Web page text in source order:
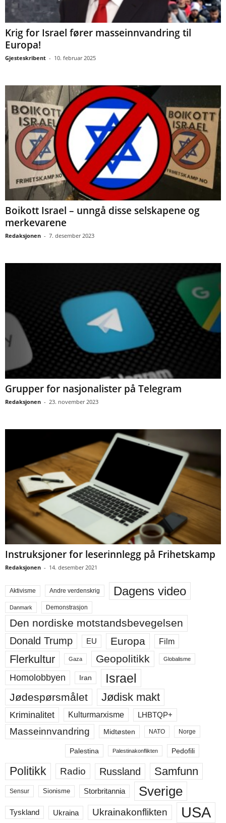
Krig for Israel fører masseinnvandring til
Europa!
Gjesteskribent - 10. februar 2025
Boikott Israel – unngå disse selskapene og
merkevarene
Redaksjonen - 7. desember 2023
Grupper for nasjonalister på Telegram
Redaksjonen - 23. november 2023
Instruksjoner for leserinnlegg på Frihetskamp
Redaksjonen - 14. desember 2021
Aktivisme Andre verdenskrig Dagens video
Danmark Demonstrasjon
Den nordiske motstandsbevegelsen
Donald Trump EU Europa Film
Flerkultur Gaza Geopolitikk Globalisme
Homolobbyen Iran Israel
Jødespørsmålet Jødisk makt
Kriminalitet Kulturmarxisme LHBTQP+
Masseinnvandring Midtøsten NATO Norge
Palestina Palestinakonflikten Pedofili
Politikk Radio Russland Samfunn
Sensur Sionisme Storbritannia Sverige
Tyskland Ukraina Ukrainakonflikten USA